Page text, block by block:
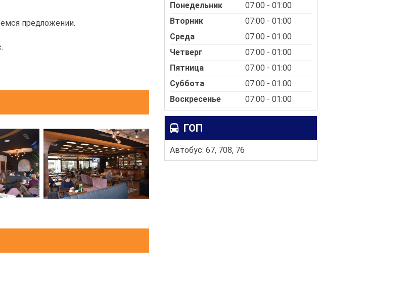
Понедельник
07:00 - 01:00
Вторник
07:00 - 01:00
Среда
07:00 - 01:00
Четверг
07:00 - 01:00
Пятница
07:00 - 01:00
Суббота
07:00 - 01:00
Воскресенье
07:00 - 01:00
ГОП
Автобус: 67, 708, 76
предложении.